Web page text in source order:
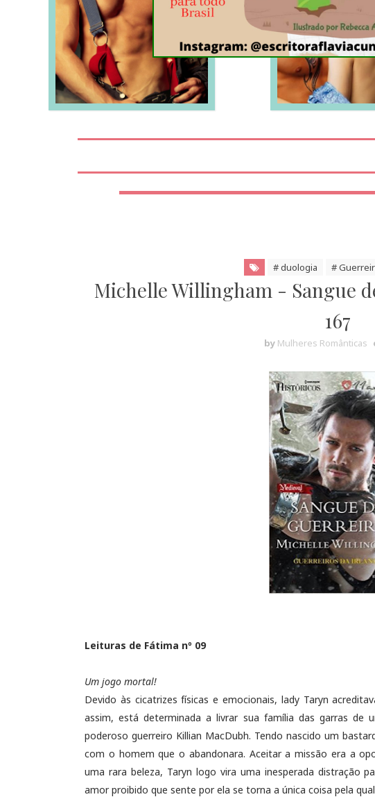
# duologia #
Michelle Willingham - Sangue
167
by Mulheres Românticas
Leituras de Fátima nº 09
Um jogo mortal!
Devido às cicatrizes físicas e emocionais, lady Taryn
assim, está determinada a livrar sua família das garras de
poderoso guerreiro Killian MacDubh. Tendo nascido um
com o homem que o abandonara. Aceitar a missão era a
uma rara beleza, Taryn logo vira uma inesperada distração
amor proibido que sente por ela se torna a única coisa pela